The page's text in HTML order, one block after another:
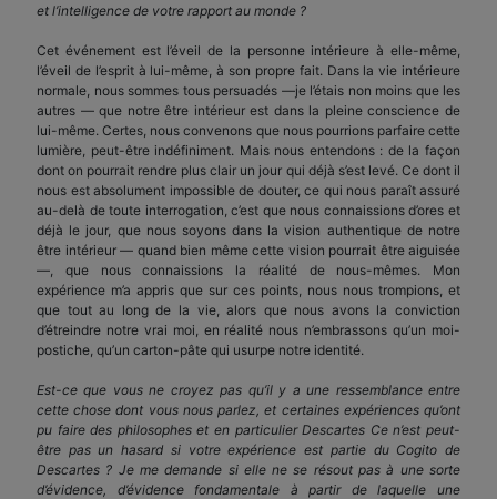
et l’intelligence de votre rapport au monde ?
Cet événement est l’éveil de la personne intérieure à elle-même,
l’éveil de l’esprit à lui-même, à son propre fait. Dans la vie intérieure
normale, nous sommes tous persuadés —je l’étais non moins que les
autres ­— que notre être intérieur est dans la pleine conscience de
lui-même. Certes, nous convenons que nous pourrions parfaire cette
lumière, peut-être indéfiniment. Mais nous entendons : de la façon
dont on pourrait rendre plus clair un jour qui déjà s’est levé. Ce dont il
nous est absolument impossible de douter, ce qui nous paraît assuré
au-delà de toute interrogation, c’est que nous connaissions d’ores et
déjà le jour, que nous soyons dans la vision authentique de notre
être intérieur — quand bien même cette vision pourrait être aiguisée
—, que nous connaissions la réalité de nous-mêmes. Mon
expérience m’a appris que sur ces points, nous nous trompions, et
que tout au long de la vie, alors que nous avons la conviction
d’étreindre notre vrai moi, en réalité nous n’embrassons qu’un moi-
postiche, qu’un carton-pâte qui usurpe notre identité.
Est-ce que vous ne croyez pas qu’il y a une ressemblance entre
cette chose dont vous nous parlez, et certaines expériences qu’ont
pu faire des philosophes et en particulier Descartes Ce n’est peut-
être pas un hasard si votre expérience est partie du Cogito de
Descartes ? Je me demande si elle ne se résout pas à une sorte
d’évidence, d’évidence fondamentale à partir de laquelle une